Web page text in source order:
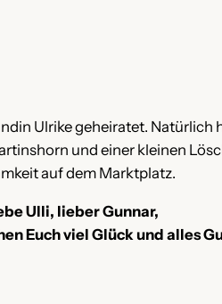
Ulrike geheiratet. Natürlich
und einer kleinen
auf dem Marktplatz.
Ulli, lieber Gunnar,
Euch viel Glück und alles